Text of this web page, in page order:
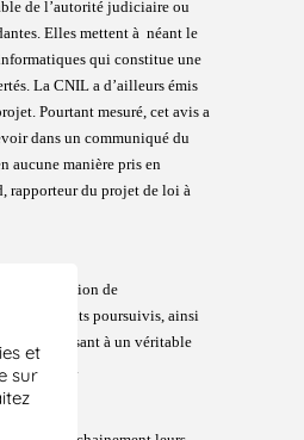
et
sur
de l’autorité judiciaire ou
Elles mettent à néant le
qui constitue une
La CNIL a d’ailleurs émis
Pourtant mesuré, cet avis a
dans un communiqué du
aucune manière pris en
rapporteur du projet de loi à
à l’utilisation de
aux buts poursuivis, ainsi
conduisant à un véritable
de sûreté.